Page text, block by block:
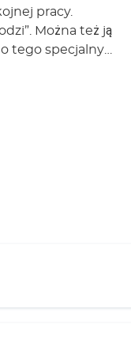
pracy.
Można też ją
tego specjalny